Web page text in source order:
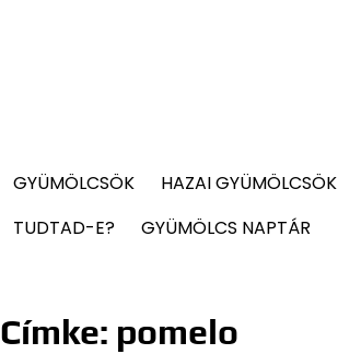
GYÜMÖLCSÖK HAZAI GYÜMÖLCSÖK
TUDTAD-E?
GYÜMÖLCS NAPTÁR
Címke: pomelo